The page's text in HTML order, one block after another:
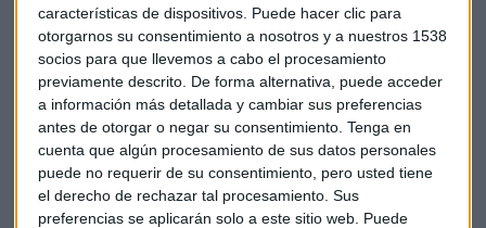
características de dispositivos. Puede hacer clic para
otorgarnos su consentimiento a nosotros y a nuestros 1538
socios para que llevemos a cabo el procesamiento
previamente descrito. De forma alternativa, puede acceder
a información más detallada y cambiar sus preferencias
antes de otorgar o negar su consentimiento. Tenga en
cuenta que algún procesamiento de sus datos personales
puede no requerir de su consentimiento, pero usted tiene
el derecho de rechazar tal procesamiento. Sus
preferencias se aplicarán solo a este sitio web. Puede